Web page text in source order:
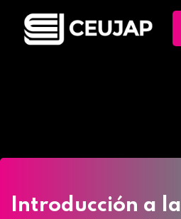
Introducción a la